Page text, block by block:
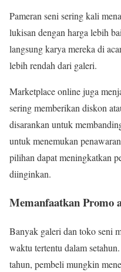
Pameran seni sering kali
lukisan dengan harga lebih
langsung karya mereka di
lebih rendah dari galeri.
Marketplace online juga
sering memberikan diskon
disarankan untuk
untuk menemukan
pilihan dapat meningkatkan
diinginkan.
Memanfaatkan Promo
Banyak galeri dan toko seni
waktu tertentu dalam
tahun, pembeli mungkin